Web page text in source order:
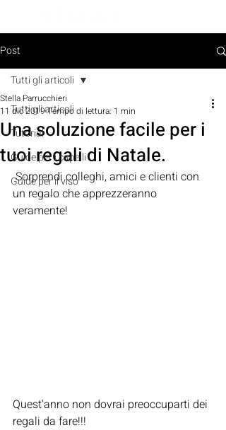
Post
Tutti gli articoli
Tutorial
Guide per i capelli
Guide per il viso
Tutti gli articoli
Una soluzione facile per i
tuoi regali di Natale.
Stella Parrucchieri
11 dic 2019Tempo di lettura: 1 min
Sorprendi colleghi, amici e clienti con
un regalo che apprezzeranno
veramente!
Quest'anno non dovrai preoccuparti dei
regali da fare!!!